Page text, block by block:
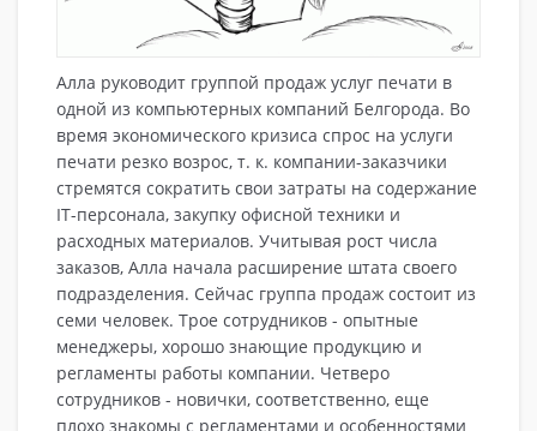
Алла руководит группой продаж услуг печати в
одной из компьютерных компаний Белгорода. Во
время экономического кризиса спрос на услуги
печати резко возрос, т. к. компании-заказчики
стремятся сократить свои затраты на содержание
IT-персонала, закупку офисной техники и
расходных материалов. Учитывая рост числа
заказов, Алла начала расширение штата своего
подразделения. Сейчас группа продаж состоит из
семи человек. Трое сотрудников - опытные
менеджеры, хорошо знающие продукцию и
регламенты работы компании. Четверо
сотрудников - новички, соответственно, еще
плохо знакомы с регламентами и особенностями